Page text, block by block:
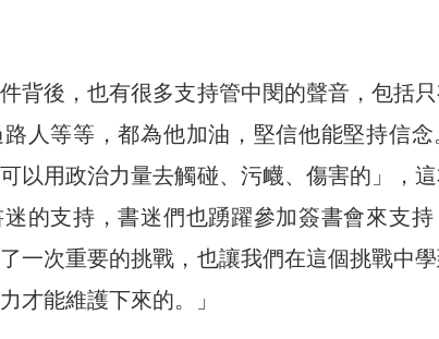
背後，也有很多支持管中閔的聲音，包括
人等等，都為他加油，堅信他能堅持信念
可以用政治力量去觸碰、污衊、傷害的」，
的支持，書迷們也踴躍參加簽書會來支持
了一次重要的挑戰，也讓我們在這個挑戰中
才能維護下來的。」